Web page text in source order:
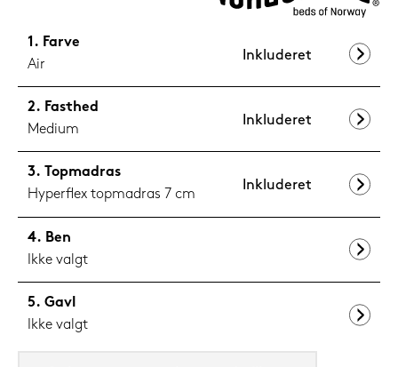
Farve
Air
Inkluderet
Fasthed
Medium
Inkluderet
Topmadras
Hyperflex topmadras 7 cm
Inkluderet
Ben
Ikke valgt
Gavl
Ikke valgt